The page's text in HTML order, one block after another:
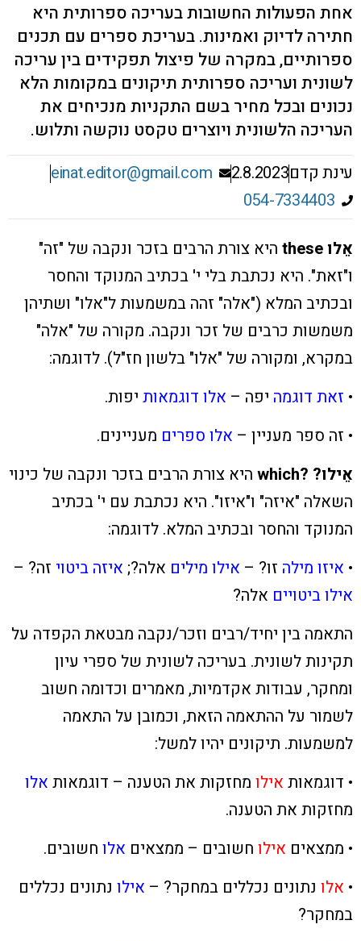
אחת הפעולות החשובות בעריכה ספרותית היא
חתירה לדיוק ואמינות. בעריכת ספרים עם תכנים
ספרותיים, במקרה של פיצול תפקידים בין עריכה
לשונית ועריכה ספרותית תיקונים במקומות הלא
נכונים ובכל מחיר בשם התקניות מנכיחים את
העריכה הלשונית ויוצרים טקסט נוקשה ותלוש.
עינת קדם2.8.2023
einat.editor@gmail.com
054-7334403
אֵלו these
היא צורת הרבים בזכר ונקבה של "זה"
ו"זאת". היא נכתבת בלי י' בכתיב המנוקד והחסר
ובכתיב המלא ("אלה" זהה במשמעות ל"אלו" ושתיהן
משמשות כרבים של זכר ונקבה. מקורה של "אלה"
במקרא, ומקורה של "אלו" בלשון חז"ל). לדוגמה:
• זאת דוגמה יפה – אלו דוגמאות יפות.
• זה ספר מעניין – אלו ספרים מעניינים.
אֵילו? ?which
היא צורת הרבים בזכר ונקבה של כינוי
השאלה "איזה" ו"איזו". היא נכתבת עם י' בכתיב
המנוקד והחסר ובכתיב המלא. לדוגמה:
• איזו מילה זו? – אילו מילים אלה?; איזה ביטוי זה? –
אילו ביטויים אלה?
התאמה בין יחיד/רבים וזכר/נקבה מבטאת הקפדה על
תקינות לשונית. בעריכה לשונית של ספרי עיון
ומחקר, עבודות אקדמיות, מאמרים וכדומה חשוב
לשמור על ההתאמה הזאת, וכמובן על התאמה
למשמעות. תיקונים יהיו למשל:
• דוגמאות אילו מחזקות את הטענה – דוגמאות אלו
מחזקות את הטענה.
• ממצאים אילו חשובים – ממצאים אלו חשובים.
• אלו נתונים נכללים במחקר? – אילו נתונים נכללים
במחקר?